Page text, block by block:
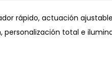
rápido, actuación
personalización total e